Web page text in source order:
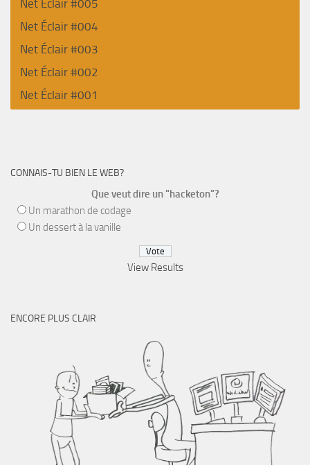
Net Éclair #005
Net Éclair #004
Net Éclair #003
Net Éclair #002
Net Éclair #001
CONNAIS-TU BIEN LE WEB?
Que veut dire un "hacketon"?
Un marathon de codage
Un dessert à la vanille
View Results
ENCORE PLUS CLAIR